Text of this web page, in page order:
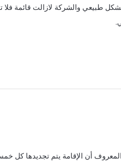
طبيعي والشركة لازالت قائمة فلا
أن الإقامة يتم تجديدها كل